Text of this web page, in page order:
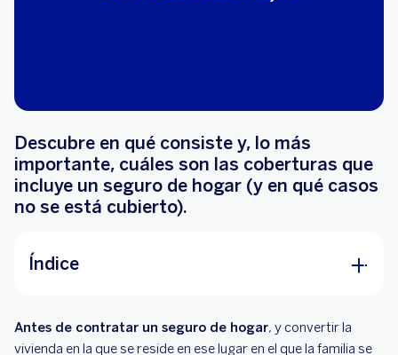
Descubre en qué consiste y, lo más
importante, cuáles son las coberturas que
incluye un seguro de hogar (y en qué casos
no se está cubierto).
Índice
¿A quién cubre el seguro de hogar?
Antes de contratar un seguro de hogar, y convertir la
vivienda en la que se reside en ese lugar en el que la familia se